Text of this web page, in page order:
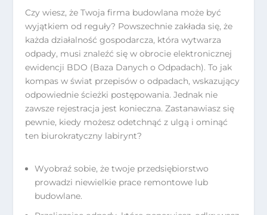
Czy wiesz, że Twoja firma budowlana może być
wyjątkiem od reguły? Powszechnie zakłada się, że
każda działalność gospodarcza, która wytwarza
odpady, musi znaleźć się w obrocie elektronicznej
ewidencji BDO (Baza Danych o Odpadach). To jak
kompas w świat przepisów o odpadach, wskazujący
odpowiednie ścieżki postępowania. Jednak nie
zawsze rejestracja jest konieczna. Zastanawiasz się
pewnie, kiedy możesz odetchnąć z ulgą i ominąć
ten biurokratyczny labirynt?
Wyobraź sobie, że twoje przedsiębiorstwo
prowadzi niewielkie prace remontowe lub
budowlane.